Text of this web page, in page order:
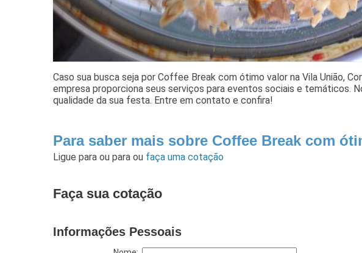
Caso sua busca seja por Coffee Break com ótimo valor na Vila União,
empresa proporciona seus serviços para eventos sociais e temáticos.
qualidade da sua festa. Entre em contato e confira!
Para saber mais sobre Coffee Break com
Ligue paraou paraou faça uma cotação
Faça sua cotação
Informações Pessoais